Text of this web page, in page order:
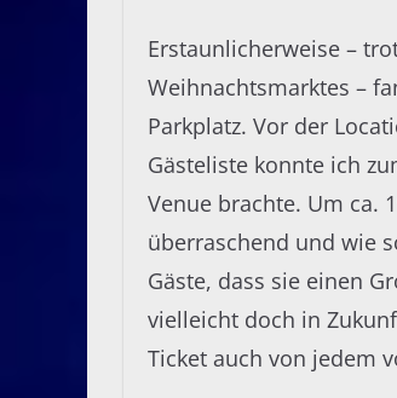
Erstaunlicherweise –
Weihnachtsmarktes –
Parkplatz. Vor der
Gästeliste konnte ich
Venue brachte. Um ca.
überraschend und wie
Gäste, dass sie einen
vielleicht doch in
Ticket auch von jedem